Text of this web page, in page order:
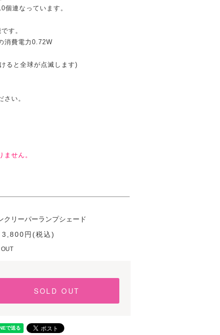
個連なっています。
す。
費電力0.72W
ると全球が点滅します)
い。
せん。
クリーパーランプシェード
3,800円(税込)
SOLD OUT